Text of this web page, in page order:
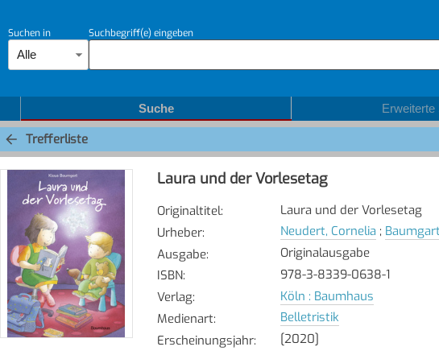
Suchen in
Alle
Suchbegriff(e) eingeben
Suche Erweiterte
Trefferliste
Laura und der Vorlesetag
Originaltitel:
Laura und der Vorlesetag
Urheber: Neudert, Cornelia ;
Ausgabe:
Originalausgabe
ISBN:
978-3-8339-0638-1
Verlag:
Köln : Baumhaus
Medienart:
Belletristik
Erscheinungsjahr:
[2020]